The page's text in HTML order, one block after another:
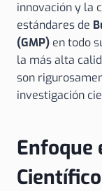
innovación y la
estándares de
(GMP) en todo
la más alta
son
investigación
Enfoque
Científico